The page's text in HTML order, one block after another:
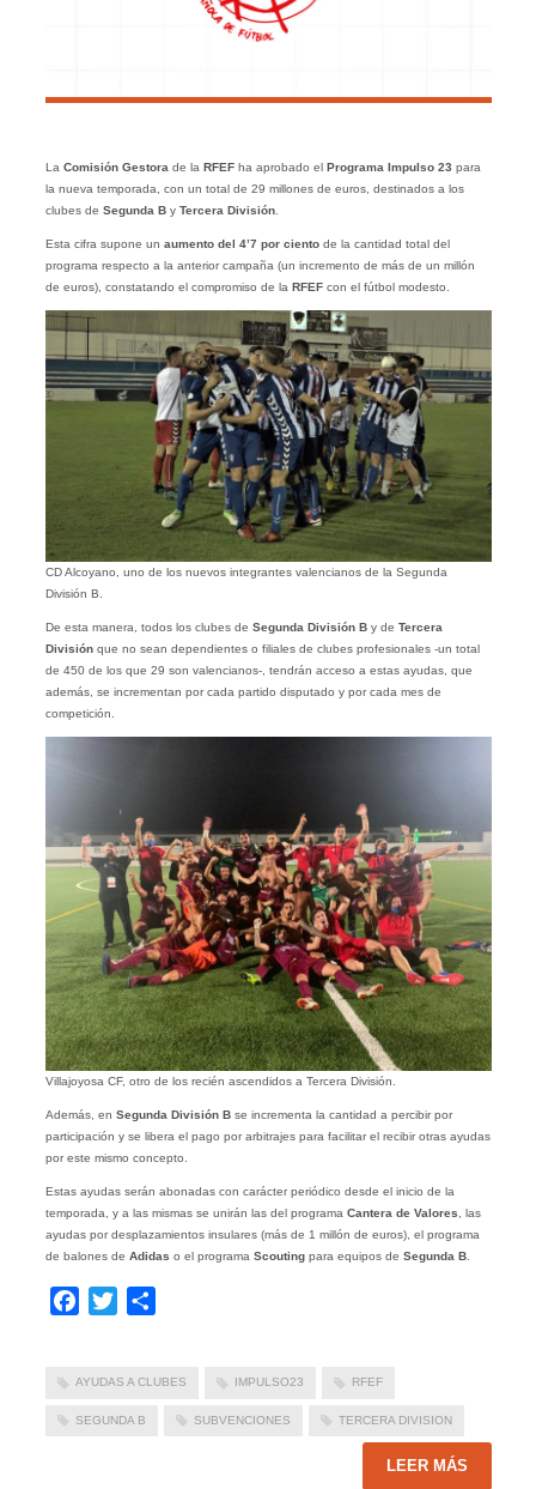
La Comisión Gestora de la RFEFha aprobado el Programa Impulso 23 para
la nueva temporada, con un total de 29 millones de euros, destinados a los
clubes de Segunda By Tercera División.
Esta cifra supone un aumento del 4’7 por cientode la cantidad total del
programa respecto a la anterior campaña (un incremento de más de un millón
de euros), constatando el compromiso de la RFEFcon el fútbol modesto.
CD Alcoyano, uno de los nuevos integrantes valencianos de la Segunda
División B.
De esta manera, todos los clubes de Segunda División B y de Tercera
División que no sean dependientes o filiales de clubes profesionales -un total
de 450 de los que 29 son valencianos-, tendrán acceso a estas ayudas, que
además, se incrementan por cada partido disputado y por cada mes de
competición.
Villajoyosa CF, otro de los recién ascendidos a Tercera División.
Además, en Segunda División Bse incrementa la cantidad a percibir por
participación y se libera el pago por arbitrajes para facilitar el recibir otras ayudas
por este mismo concepto.
Estas ayudas serán abonadas con carácter periódico desde el inicio de la
temporada, y a las mismas se unirán las del programa Cantera de Valores, las
ayudas por desplazamientos insulares (más de 1 millón de euros), el programa
de balones de Adidas o el programa Scouting para equipos de Segunda B.
Facebook
Twitter
AYUDAS A CLUBES IMPULSO23 RFEF
SEGUNDA B SUBVENCIONES TERCERA DIVISION
LEER MÁS